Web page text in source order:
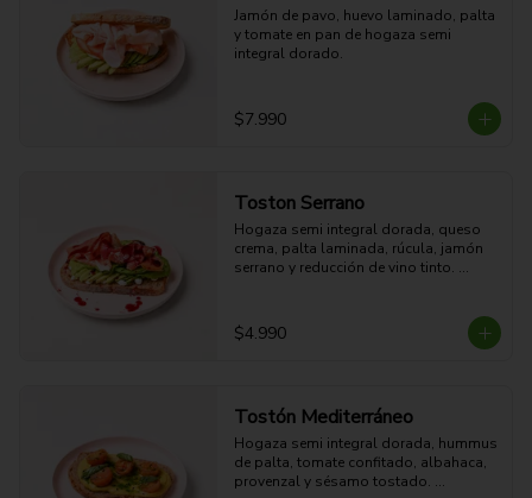
Jamón de pavo, huevo laminado, palta
y tomate en pan de hogaza semi
integral dorado.
$7.990
Toston Serrano
Hogaza semi integral dorada, queso
crema, palta laminada, rúcula, jamón
serrano y reducción de vino tinto.
$4.990
Tostón Mediterráneo
Hogaza semi integral dorada, hummus
de palta, tomate confitado, albahaca,
provenzal y sésamo tostado.